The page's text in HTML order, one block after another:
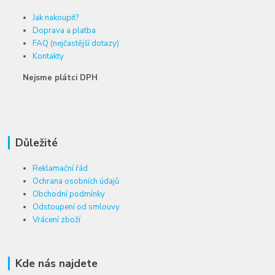
Jak nakoupit?
Doprava a platba
FAQ (nejčastější dotazy)
Kontakty
Nejsme plátci DPH
Důležité
Reklamační řád
Ochrana osobních údajů
Obchodní podmínky
Odstoupení od smlouvy
Vrácení zboží
Kde nás najdete